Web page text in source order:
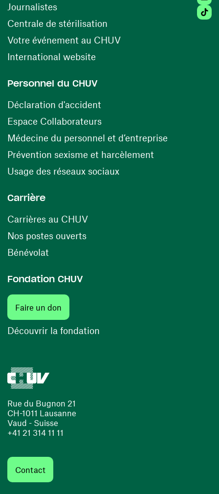
Rue du Bugnon 21
CH-1011 Lausanne
Vaud - Suisse
+41 21 314 11 11
Contact
Journalistes
Centrale de stérilisation (ouvre une nouvelle
Votre événement au CHUV(ouvre une nouvelle
International website
Personnel du CHUV
Déclaration d'accident
Espace Collaborateurs(ouvre une nouvelle fenêtre)
Médecine du personnel et d’entreprise
Prévention sexisme et harcèlement
Usage des réseaux sociaux(ouvre une nouvelle
Carrière
Carrières au CHUV(ouvre une nouvelle fenêtre)
Nos postes ouverts(ouvre une nouvelle fenêtre)
Bénévolat
Fondation CHUV
Faire un don
Découvrir la fondation